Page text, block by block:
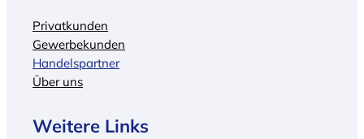
Privatkunden
Gewerbekunden
Handelspartner
Über uns
Weitere Links